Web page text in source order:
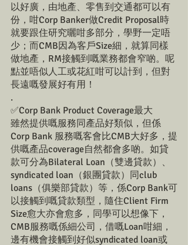
以好廣，由地產、零售到交通都可以有
份，咁Corp Banker做Credit Proposal時
就要跟住研究曬咁多部分，學野一定唔
少；而CMB因為客戶Size細，就算同樣
做地產，RM接觸到嘅業務都會窄啲。呢
點並唔似人工或花紅咁可以計到，但對
長遠嘅發展好有用！
.
✅Corp Bank Product Coverage最大
雖然提供嘅服務同產品好類似，但係
Corp Bank 服務嘅客會比CMB大好多，提
供嘅產品coverage自然都會多啲。如貸
款可分為Bilateral Loan（雙邊貸款）、
syndicated loan（銀團貸款）同club
loans（俱樂部貸款）等，係Corp Bank可
以接觸到嘅貸款類型，隨住Client Firm
Size愈大亦會愈多，同學可以想像下，
CMB服務嘅係細公司，借嘅Loan咁細，
邊有機會接觸到好似syndicated loan或